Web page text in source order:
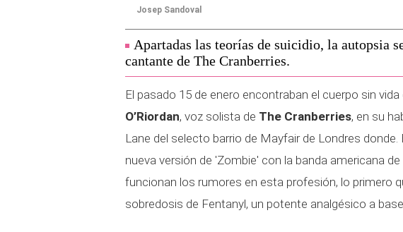
Josep Sandoval
Apartadas las teorías de suicidio, la autopsia
cantante de The Cranberries.
El pasado 15 de enero encontraban el cuerpo sin
O’Riordan, voz solista de The Cranberries, en su
Lane del selecto barrio de Mayfair de Londres donde.
nueva versión de 'Zombie' con la banda americana
funcionan los rumores en esta profesión, lo primero
sobredosis de Fentanyl, un potente analgésico a